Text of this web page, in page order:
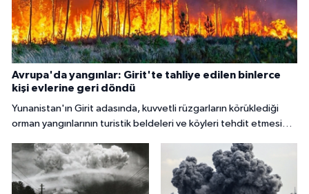
Avrupa'da yangınlar: Girit'te tahliye edilen binlerce
kişi evlerine geri döndü
Yunanistan'ın Girit adasında, kuvvetli rüzgarların körüklediği
orman yangınlarının turistik beldeleri ve köyleri tehdit etmesi